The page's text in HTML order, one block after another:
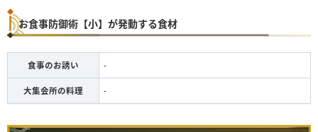
お食事防御術【小】が発動する食材
食事のお誘い -
大集会所の料理 -